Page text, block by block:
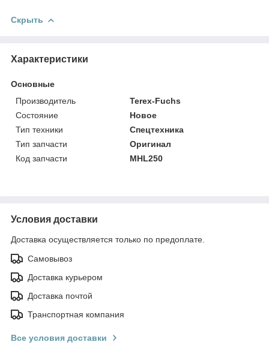
Скрыть
Характеристики
Основные
Производитель
Terex-Fuchs
Состояние
Новое
Тип техники
Спецтехника
Тип запчасти
Оригинал
Код запчасти
MHL250
Условия доставки
Доставка осуществляется только по предоплате.
Самовывоз
Доставка курьером
Доставка почтой
Транспортная компания
Все условия доставки